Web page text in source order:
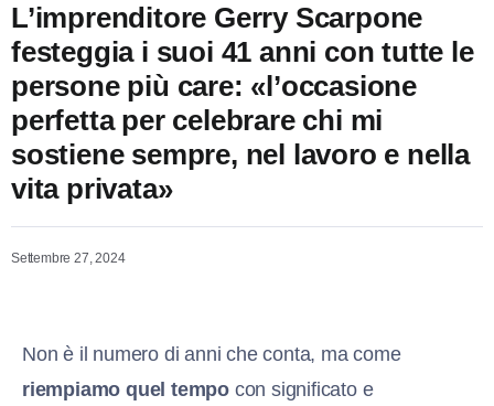
L’imprenditore Gerry Scarpone
festeggia i suoi 41 anni con tutte le
persone più care: «l’occasione
perfetta per celebrare chi mi
sostiene sempre, nel lavoro e nella
vita privata»
Settembre 27, 2024
Non è il numero di anni che conta, ma come
riempiamo quel tempo con significato e